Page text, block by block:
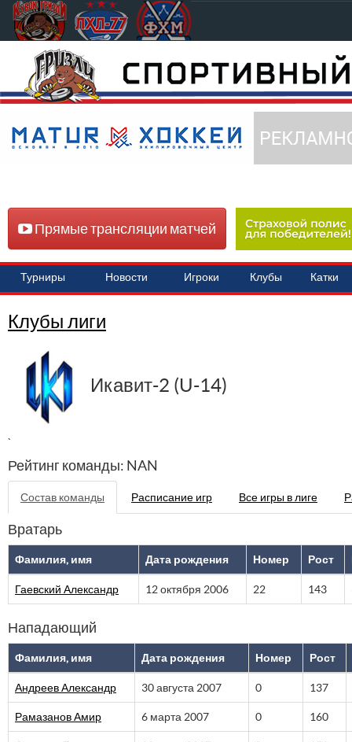
Прямые трансляции матчей
Турниры Новости Игроки Клубы Катки
Клубы лиги
Икавит-2 (U-14)
`
Рейтинг команды: NAN
Состав команды Расписание игр Все игры в лиге
Вратарь
Фамилия, имя Дата рождения Номер Рост
Гаевский Александр 12 октября 2006 22 143
Нападающий
Фамилия, имя Дата рождения Номер Рост
Андреев Александр 30 августа 2007 0 137
Рамазанов Амир 6 марта 2007 0 160